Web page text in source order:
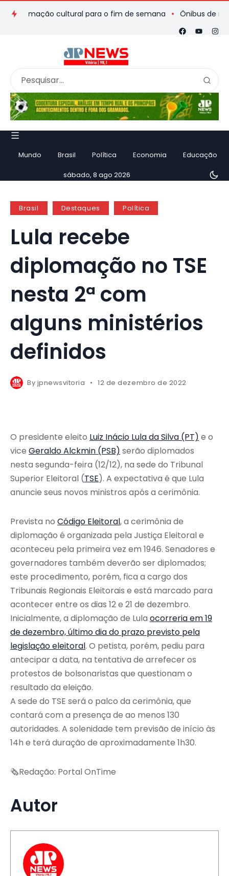
cultural para o fim de semana Ônibus de romeiros
Mundo Brasil Política Economia Educação
sábado, 8 ago 2026
Brasil Destaques Política
Lula recebe
diplomação no TSE
nesta 2ª com
alguns ministérios
definidos
By jpnewsvitoria 12 de dezembro de 2022
O presidente eleito Luiz Inácio Lula da Silva (PT) e o
vice Geraldo Alckmin (PSB) serão diplomados
nesta segunda-feira (12/12), na sede do Tribunal
Superior Eleitoral (TSE). A expectativa é que Lula
anuncie seus novos ministros após a cerimônia.
Prevista no Código Eleitoral, a cerimônia de
diplomação é organizada pela Justiça Eleitoral e
aconteceu pela primeira vez em 1946. Senadores e
governadores também deverão ser diplomados;
este procedimento, porém, fica a cargo dos
Tribunais Regionais Eleitorais e está marcado para
acontecer entre os dias 12 e 21 de dezembro.
Inicialmente, a diplomação de Lula ocorreria em 19
de dezembro, último dia do prazo previsto pela
legislação eleitoral. O petista, porém, pediu para
antecipar a data, na tentativa de arrefecer os
protestos de bolsonaristas que questionam o
resultado da eleição.
A sede do TSE será o palco da cerimônia, que
contará com a presença de ao menos 130
autoridades. A solenidade tem previsão de início às
14h e terá duração de aproximadamente 1h30.
🗞Redação: Portal OnTime
Autor